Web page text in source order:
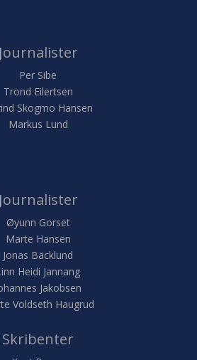
Journalister
Per Sibe
Trond Eilertsen
Skogmo Hansen
Markus Lund
Journalister
Øyunn Gorset
Marte Hansen
Jonas Bäcklund
Heidi Jannang
Jakobsen
Voldseth Haugrud
Skribenter